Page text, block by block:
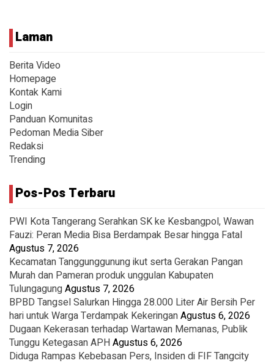
Laman
Berita Video
Homepage
Kontak Kami
Login
Panduan Komunitas
Pedoman Media Siber
Redaksi
Trending
Pos-Pos Terbaru
PWI Kota Tangerang Serahkan SK ke Kesbangpol, Wawan
Fauzi: Peran Media Bisa Berdampak Besar hingga Fatal
Agustus 7, 2026
Kecamatan Tanggunggunung ikut serta Gerakan Pangan
Murah dan Pameran produk unggulan Kabupaten
TulungagungAgustus 7, 2026
BPBD Tangsel Salurkan Hingga 28.000 Liter Air Bersih Per
hari untuk Warga Terdampak KekeringanAgustus 6, 2026
Dugaan Kekerasan terhadap Wartawan Memanas, Publik
Tunggu Ketegasan APHAgustus 6, 2026
Diduga Rampas Kebebasan Pers, Insiden di FIF Tangcity